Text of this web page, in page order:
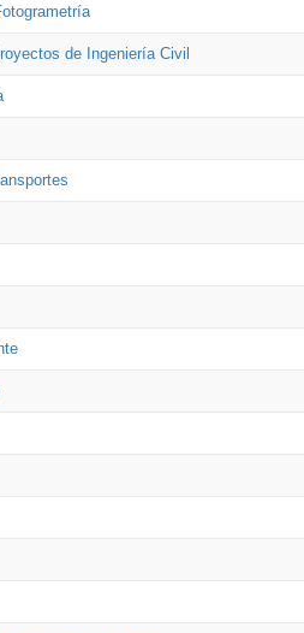
de Ingeniería Civil